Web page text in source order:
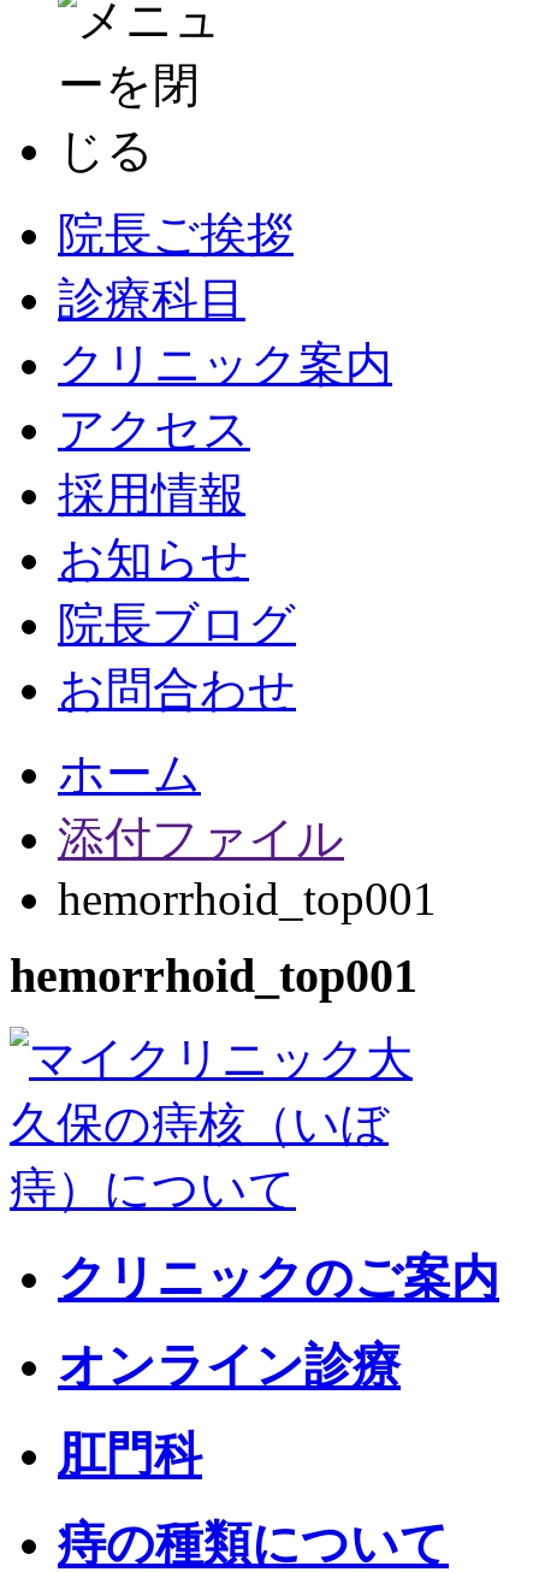
院長ご挨拶
診療科目
クリニック案内
アクセス
採用情報
お知らせ
院長ブログ
お問合わせ
ホーム
添付ファイル
hemorrhoid_top001
hemorrhoid_top001
クリニックのご案内
オンライン診療
肛門科
痔の種類について